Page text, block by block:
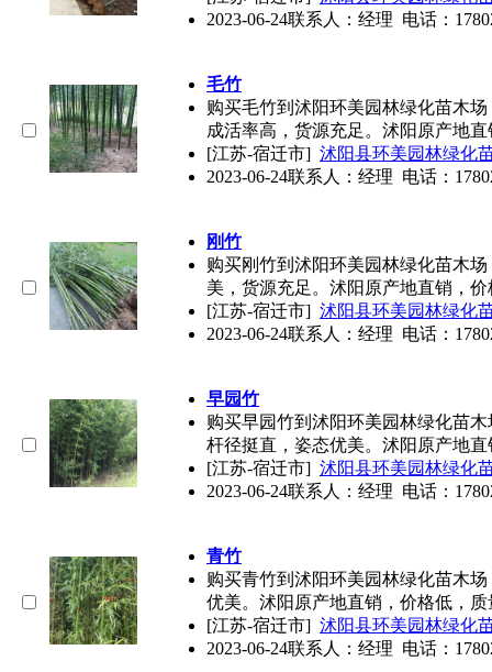
2023-06-24联系人：经理 电话：
毛竹
购买毛竹到沭阳环美园林绿化苗木
成活率高，货源充足。沭阳原产地直
[江苏-宿迁市] 沭阳县环美园林绿化
2023-06-24联系人：经理 电话：
刚竹
购买刚竹到沭阳环美园林绿化苗木
美，货源充足。沭阳原产地直销，
[江苏-宿迁市] 沭阳县环美园林绿化
2023-06-24联系人：经理 电话：
早园竹
购买早园竹到沭阳环美园林绿化苗
杆径挺直，姿态优美。沭阳原产地直
[江苏-宿迁市] 沭阳县环美园林绿化
2023-06-24联系人：经理 电话：
青竹
购买青竹到沭阳环美园林绿化苗木
优美。沭阳原产地直销，价格低，质
[江苏-宿迁市] 沭阳县环美园林绿化
2023-06-24联系人：经理 电话：